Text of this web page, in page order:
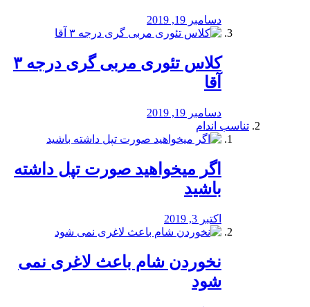
دسامبر 19, 2019
کلاس تئوری مربی گری درجه ۳
آقا
دسامبر 19, 2019
تناسب اندام
اگر میخواهید صورت تپل داشته
باشید
اکتبر 3, 2019
نخوردن شام باعث لاغری نمی
‌شود